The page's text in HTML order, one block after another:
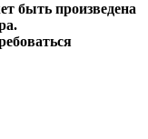
быть произведена